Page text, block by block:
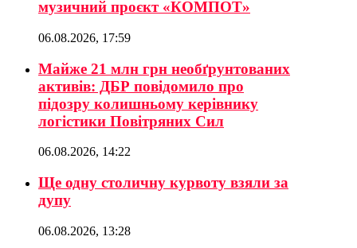
музичний проєкт «КОМПОТ»
06.08.2026, 17:59
Майже 21 млн грн необґрунтованих
активів: ДБР повідомило про
підозру колишньому керівнику
логістики Повітряних Сил
06.08.2026, 14:22
Ще одну столичну курвоту взяли за
дупу
06.08.2026, 13:28